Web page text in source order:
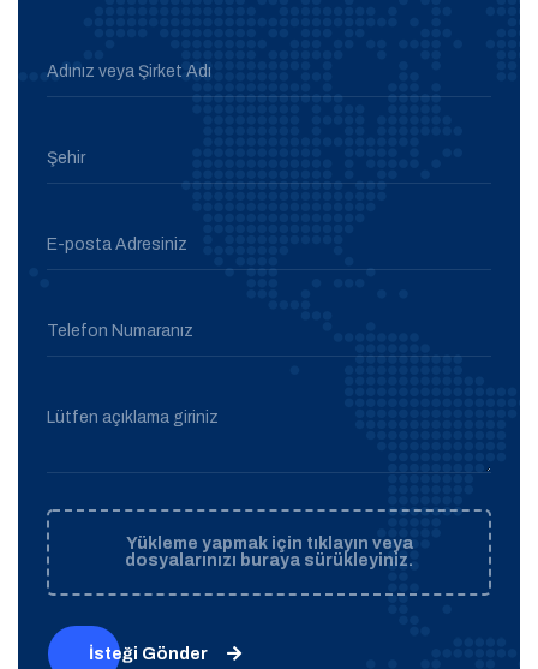
Adınız veya Şirket Adı
Şehir
E-posta Adresiniz
Telefon Numaranız
Lütfen açıklama giriniz
Yükleme yapmak için tıklayın veya
dosyalarınızı buraya sürükleyiniz.
İsteği Gönder